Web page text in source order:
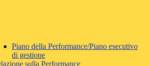
Piano della Performance/Piano esecutivo
di gestione
sulla Performance